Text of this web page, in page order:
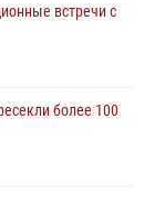
встречи с
более 100